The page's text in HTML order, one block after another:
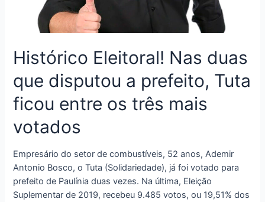
Histórico Eleitoral! Nas duas
que disputou a prefeito, Tuta
ficou entre os três mais
votados
Empresário do setor de combustíveis, 52 anos, Ademir
Antonio Bosco, o Tuta (Solidariedade), já foi votado para
prefeito de Paulínia duas vezes. Na última, Eleição
Suplementar de 2019, recebeu 9.485 votos, ou 19,51% dos